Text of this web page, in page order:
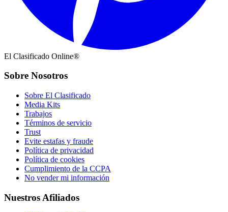
El Clasificado Online®
Sobre Nosotros
Sobre El Clasificado
Media Kits
Trabajos
Términos de servicio
Trust
Evite estafas y fraude
Política de privacidad
Política de cookies
Cumplimiento de la CCPA
No vender mi información
Nuestros Afiliados